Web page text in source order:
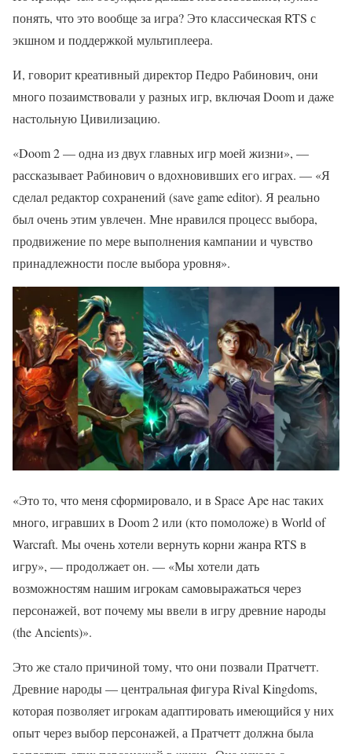
понять, что это вообще за игра? Это классическая RTS с
экшном и поддержкой мультиплеера.
И, говорит креативный директор Педро Рабинович, они
много позаимствовали у разных игр, включая Doom и даже
настольную Цивилизацию.
«Doom 2 — одна из двух главных игр моей жизни», —
рассказывает Рабинович о вдохновивших его играх. — «Я
сделал редактор сохранений (save game editor). Я реально
был очень этим увлечен. Мне нравился процесс выбора,
продвижение по мере выполнения кампании и чувство
принадлежности после выбора уровня».
«Это то, что меня сформировало, и в Space Ape нас таких
много, игравших в Doom 2 или (кто помоложе) в World of
Warcraft. Мы очень хотели вернуть корни жанра RTS в
игру», — продолжает он. — «Мы хотели дать
возможностям нашим игрокам самовыражаться через
персонажей, вот почему мы ввели в игру древние народы
(the Ancients)».
Это же стало причиной тому, что они позвали Пратчетт.
Древние народы — центральная фигура Rival Kingdoms,
которая позволяет игрокам адаптировать имеющийся у них
опыт через выбор персонажей, а Пратчетт должна была